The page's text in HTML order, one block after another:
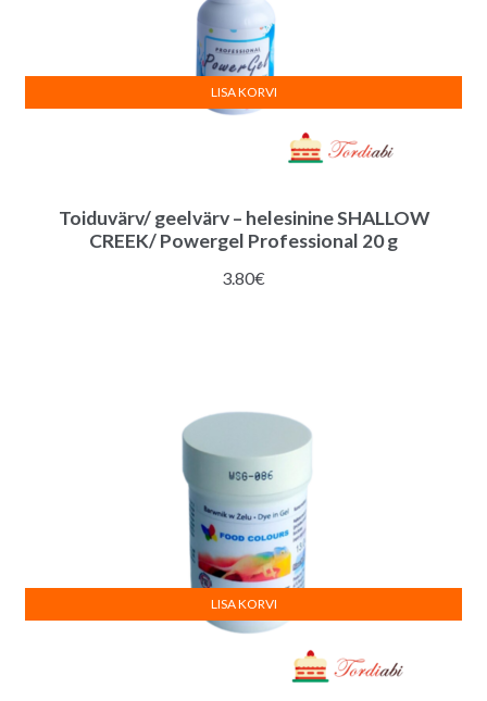
Toiduvärv/ geelvärv – helesinine SHALLOW
CREEK/ Powergel Professional 20 g
3.80€
LISA KORVI
LISA KORVI